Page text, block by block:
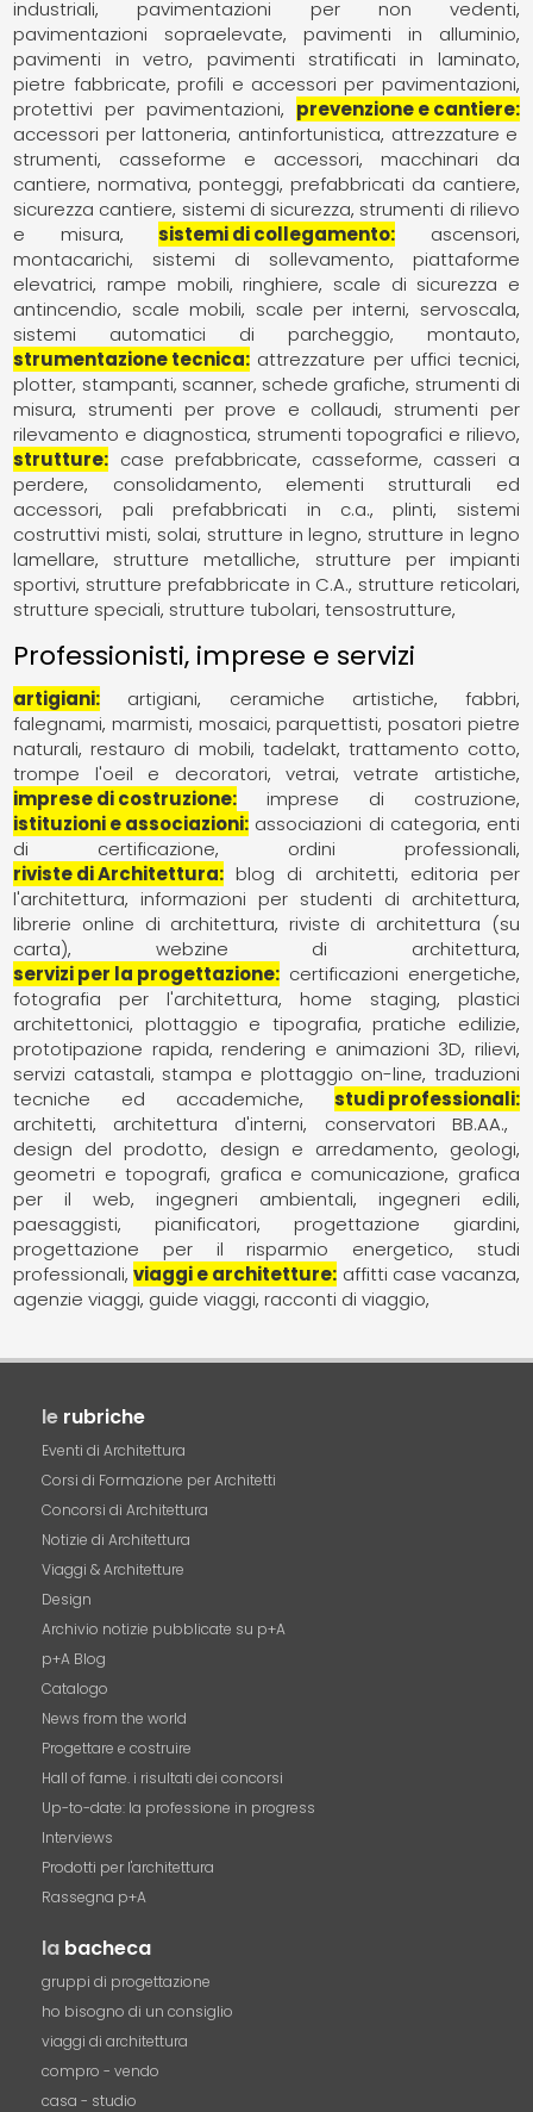
industriali
pavimentazioni per non vedenti
pavimentazioni sopraelevate
pavimenti in alluminio
pavimenti in vetro
pavimenti stratificati in laminato
pietre fabbricate profili e accessori per pavimentazioni
protettivi per pavimentazioni
prevenzione e cantiere
accessori per lattoneria antinfortunistica attrezzature e
strumenti
casseforme e accessori
macchinari da
cantiere normativa ponteggi prefabbricati da cantiere
sicurezza cantiere sistemi di sicurezza strumenti di rilievo
e misura
sistemi di collegamento
ascensori
montacarichi, sistemi di sollevamento
piattaforme
elevatrici rampe mobili ringhiere
scale di sicurezza e
antincendio
scale mobili scale per interni
servoscala
sistemi automatici di parcheggio, montauto
strumentazione tecnica attrezzature per uffici tecnici
plotter, stampanti, scanner, schede grafiche strumenti di
misura
strumenti per prove e collaudi
strumenti per
rilevamento e diagnostica strumenti topografici e rilievo
strutture
case prefabbricate
casseforme, casseri a
perdere
consolidamento
elementi strutturali ed
accessori
pali prefabbricati in c.a. plinti
sistemi
costruttivi misti solai strutture in legno strutture in legno
lamellare
strutture metalliche
strutture per impianti
sportivi strutture prefabbricate in C.A. strutture reticolari
strutture speciali strutture tubolari tensostrutture
Professionisti, imprese e servizi
artigiani artigiani ceramiche artistiche
fabbri
falegnami marmisti mosaici parquettisti posatori pietre
naturali restauro di mobili tadelakt trattamento cotto
trompe l'oeil e decoratori
vetrai
vetrate artistiche
imprese di costruzione
imprese di costruzione
istituzioni e associazioni associazioni di categoria enti
di certificazione
ordini professionali
riviste di Architettura
blog di architetti
editoria per
l'architettura
informazioni per studenti di architettura
librerie online di architettura riviste di architettura (su
carta)
webzine di architettura
servizi per la progettazione
certificazioni energetiche
fotografia per l'architettura
home staging
plastici
architettonici
plottaggio e tipografia
pratiche edilizie
prototipazione rapida rendering e animazioni 3D rilievi
servizi catastali stampa e plottaggio on-line traduzioni
tecniche ed accademiche
studi professionali
architetti
architettura d'interni
conservatori BB.AA.
design del prodotto
design e arredamento
geologi
geometri e topografi grafica e comunicazione grafica
per il web
ingegneri ambientali
ingegneri edili
paesaggisti
pianificatori
progettazione giardini
progettazione per il risparmio energetico
studi
professionali viaggi e architetture affitti case vacanza
agenzie viaggi guide viaggi racconti di viaggio
le rubriche
Eventi di Architettura
Corsi di Formazione per Architetti
Concorsi di Architettura
Notizie di Architettura
Viaggi & Architetture
Design
Archivio notizie pubblicate su p+A
p+A Blog
Catalogo
News from the world
Progettare e costruire
Hall of fame. i risultati dei concorsi
Up-to-date: la professione in progress
Interviews
Prodotti per l'architettura
Rassegna p+A
la bacheca
gruppi di progettazione
ho bisogno di un consiglio
viaggi di architettura
compro - vendo
casa - studio